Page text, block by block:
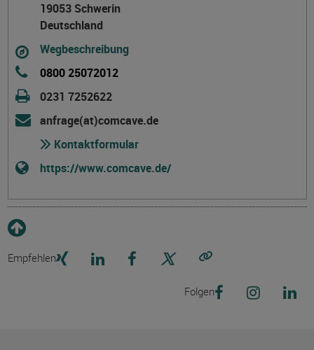
19053 Schwerin
Deutschland
Wegbeschreibung
0800 25072012
0231 7252622
anfrage(at)comcave.de
Kontaktformular
https://www.comcave.de/
Empfehlen
Folgen